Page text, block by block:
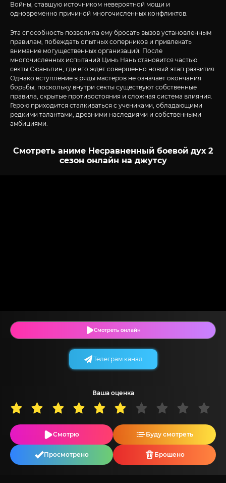
Войны, ставшую источником невероятной мощи и
одновременно причиной многочисленных конфликтов.
Эта способность позволила ему бросать вызов установленным
правилам, побеждать опытных соперников и привлекать
внимание могущественных организаций. После
многочисленных испытаний Цинь Нань становится частью
секты Сюаньлин, где его ждёт совершенно новый этап развития.
Однако вступление в ряды мастеров не означает окончания
борьбы, поскольку внутри секты существуют собственные
правила, скрытые противостояния и сложная система влияния.
Герою приходится сталкиваться с учениками, обладающими
редкими талантами, древними наследиями и собственными
амбициями.
Смотреть аниме Несравненный боевой дух 2
сезон онлайн на джутсу
Смотреть онлайн
Ваша оценка
Смотрю Буду смотреть
Просмотрено Брошено
Телеграм канал